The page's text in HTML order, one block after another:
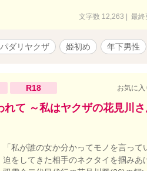
文字数 12,263 | 最
ダリヤクザ 姫初め 年下男性
R18 お気に入
れて ～私はヤクザの花見川
「私が誰の女か分かってモノを言っ
迫をしてきた相手のネクタイを掴みあ